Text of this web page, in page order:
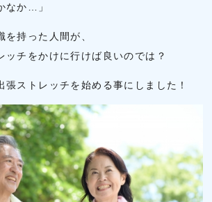
なか…」
を持った人間が、
ッチをかけに行けば良いのでは？
張ストレッチを始める事にしました！